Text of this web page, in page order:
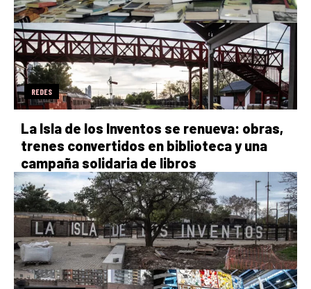
REDES
La Isla de los Inventos se renueva: obras,
trenes convertidos en biblioteca y una
campaña solidaria de libros